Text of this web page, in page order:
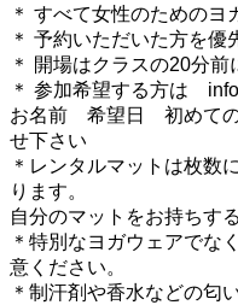
＊ すべて女性のためのヨ
＊ 予約いただいた方を優
＊ 開場はクラスの20分前
＊ 参加希望する方は
お名前 希望日 初めての
せ下さい
＊レンタルマットは枚数
ります。
自分のマットをお持ちす
＊特別なヨガウェアでな
意ください。
＊制汗剤や香水などの匂